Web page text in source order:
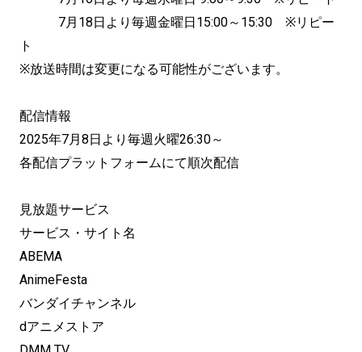
7月18日より毎週金曜日15:00～15:30 ※リピー
ト
※放送時間は変更になる可能性がございます。
配信情報
2025年7月8日より毎週火曜26:30～
各配信プラットフォームにて順次配信
見放題サービス
サービス・サイト名
ABEMA
AnimeFesta
バンダイチャンネル
dアニメストア